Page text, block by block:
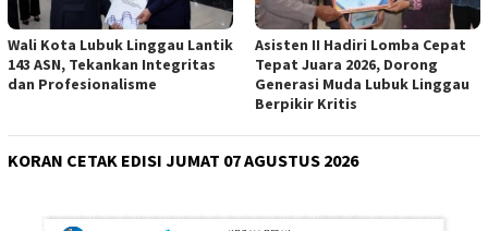
Wali Kota Lubuk Linggau Lantik
143 ASN, Tekankan Integritas
dan Profesionalisme
Asisten II Hadiri Lomba Cepat
Tepat Juara 2026, Dorong
Generasi Muda Lubuk Linggau
Berpikir Kritis
KORAN CETAK EDISI JUMAT 07 AGUSTUS 2026